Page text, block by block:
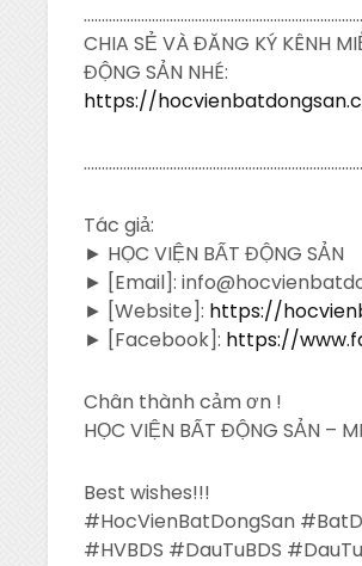
CHIA SẺ VÀ ĐĂNG KÝ KÊNH
ĐỘNG SẢN NHÉ:
https://
Tác giả:
► HỌC VIỆN BẤT ĐỘNG SẢN
► [Email]:
► [Website]: https://
► [Facebook]: https://
Chân thành cảm ơn !
HỌC VIỆN BẤT ĐỘNG SẢN –
Best wishes!!!
#HocVienBatDongSan
#HVBDS #DauTuBDS